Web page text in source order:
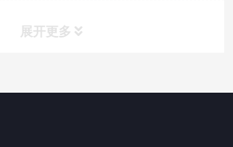
展开更多